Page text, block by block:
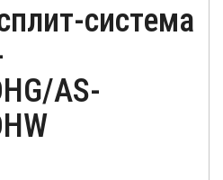
система
AS-